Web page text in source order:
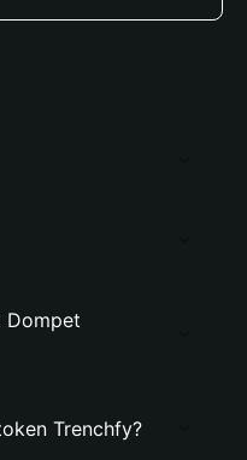
Dompet
Trenchfy?